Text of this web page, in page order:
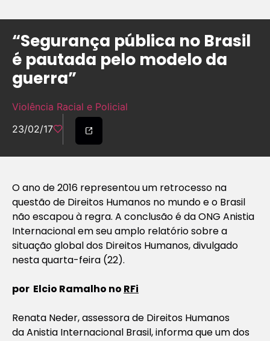
“Segurança pública no Brasil
é pautada pelo modelo da
guerra”
Violência Racial e Policial
23/02/17
O ano de 2016 representou um retrocesso na
questão de Direitos Humanos no mundo e o Brasil
não escapou à regra. A conclusão é da ONG Anistia
Internacional em seu amplo relatório sobre a
situação global dos Direitos Humanos, divulgado
nesta quarta-feira (22).
por Elcio Ramalho no RFi
Renata Neder, assessora de Direitos Humanos
da Anistia Internacional Brasil, informa que um dos